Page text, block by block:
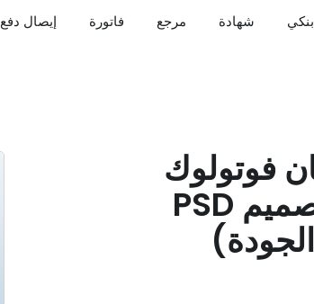
إيصال دفع فاتورة مرجع شهادة
فوتولوك
PSD قابل للتعديل (تصميم